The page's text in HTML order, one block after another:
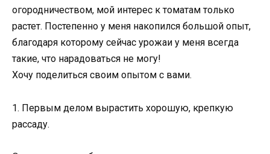
огородничеством, мой интерес к томатам только
растет. Постепенно у меня накопился большой опыт,
благодаря которому сейчас урожаи у меня всегда
такие, что нарадоваться не могу!
Хочу поделиться своим опытом с вами.
1. Первым делом вырастить хорошую, крепкую
рассаду.